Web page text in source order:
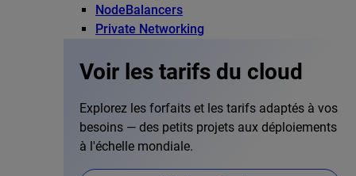
NodeBalancers
Private Networking
Voir les tarifs du cloud
Explorez les forfaits et les tarifs adaptés à vos
besoins — des petits projets aux déploiements
à l'échelle mondiale.